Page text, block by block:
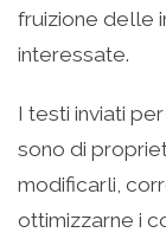
fruizione delle
interessate.
I testi inviati
sono di
modificarli,
ottimizzarne i